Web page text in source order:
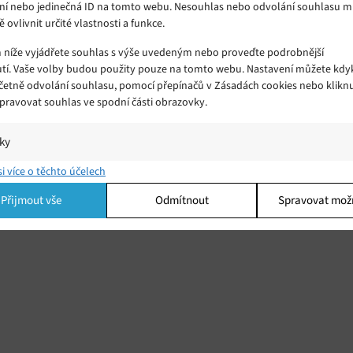
nebo jedinečná ID na tomto webu. Nesouhlas nebo odvolání souhlasu
ovlivnit určité vlastnosti a funkce.
vyjádřete souhlas s výše uvedeným nebo proveďte podrobnější
Vaše volby budou použity pouze na tomto webu. Nastavení můžete
odvolání souhlasu, pomocí přepínačů v Zásadách cookies nebo
souhlas ve spodní části obrazovky.
a/nebo přístup k informacím v zařízení, Porozumění publiku
kombinací údajů z různých zdrojů.
více o těchto účelech
Přijmout vše Odmítnout Spravovat